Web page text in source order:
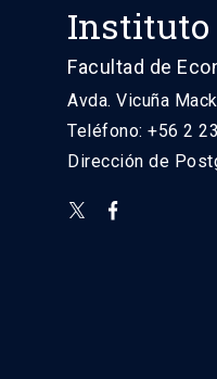
Instituto
Facultad de
Avda. Vicuña
Teléfono: +56 2
Dirección de